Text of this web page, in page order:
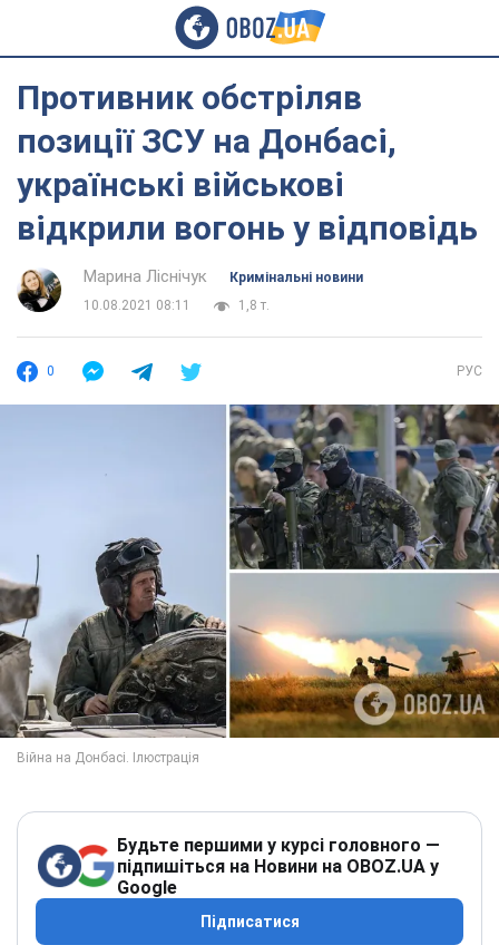
Противник обстріляв
позиції ЗСУ на Донбасі,
українські військові
відкрили вогонь у відповідь
Марина Ліснічук
Кримінальні новини
10.08.2021 08:11
1,8 т.
0 РУС
Будьте першими у курсі головного —
підпишіться на Новини на OBOZ.UA у
Google
Підписатися